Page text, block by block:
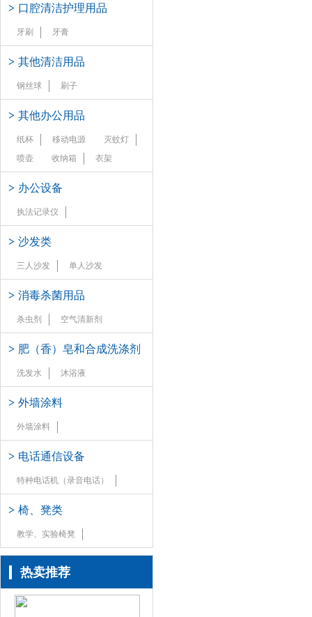
> 口腔清洁护理用品
牙刷 牙膏
> 其他清洁用品
钢丝球 刷子
> 其他办公用品
纸杯 移动电源
灭蚊灯
喷壶
收纳箱 衣架
> 办公设备
执法记录仪
> 沙发类
三人沙发 单人沙发
> 消毒杀菌用品
杀虫剂 空气清新剂
> 肥（香）皂和合成洗涤剂
洗发水 沐浴液
> 外墙涂料
外墙涂料
> 电话通信设备
特种电话机（录音电话）
> 椅、凳类
教学、实验椅凳
热卖推荐